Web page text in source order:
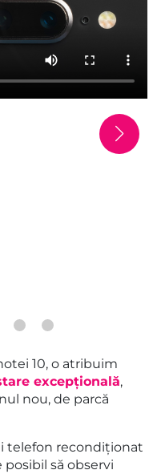
10, o atribuim
excepțională,
nou, de parcă
telefon recondiționat
posibil să observi